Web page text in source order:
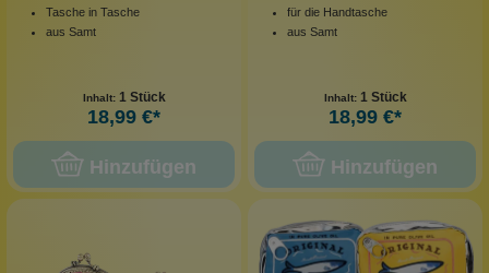
Tasche in Tasche
aus Samt
Inhalt: 1 Stück
18,99 €*
Hinzufügen
für die Handtasche
aus Samt
Inhalt: 1 Stück
18,99 €*
Hinzufügen